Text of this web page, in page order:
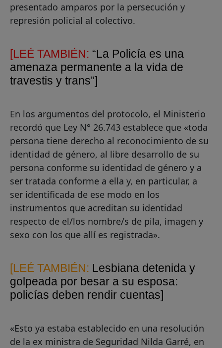
presentado amparos por la persecución y
represión policial al colectivo.
[LEÉ TAMBIÉN: “La Policía es una
amenaza permanente a la vida de
travestis y trans”]
En los argumentos del protocolo, el Ministerio
recordó que Ley N° 26.743 establece que «toda
persona tiene derecho al reconocimiento de su
identidad de género, al libre desarrollo de su
persona conforme su identidad de género y a
ser tratada conforme a ella y, en particular, a
ser identificada de ese modo en los
instrumentos que acreditan su identidad
respecto de el/los nombre/s de pila, imagen y
sexo con los que allí es registrada».
[LEÉ TAMBIÉN: Lesbiana detenida y
golpeada por besar a su esposa:
policías deben rendir cuentas]
«Esto ya estaba establecido en una resolución
de la ex ministra de Seguridad Nilda Garré, en